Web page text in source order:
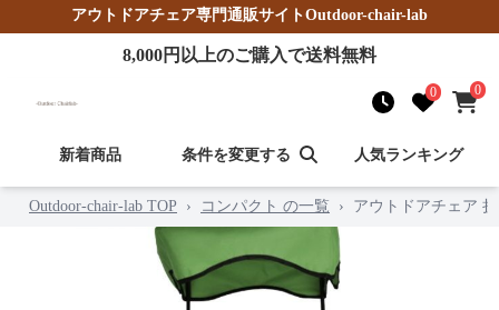
アウトドアチェア専門通販サイトOutdoor-chair-lab
8,000円以上のご購入で送料無料
0 0
新着商品 条件を変更する 人気ランキング
Outdoor-chair-lab TOP › コンパクト の一覧 › アウトドアチェア